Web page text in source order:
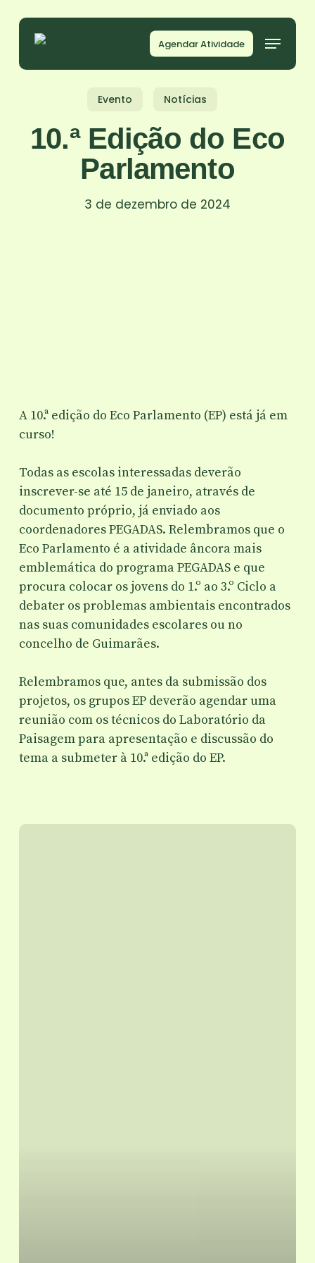
content
Agendar Atividade
Evento Notícias
10.ª Edição do Eco
Parlamento
3 de dezembro de 2024
A 10.ª edição do Eco Parlamento (EP) está já em
curso!
Todas as escolas interessadas deverão
inscrever-se até 15 de janeiro, através de
documento próprio, já enviado aos
coordenadores PEGADAS. Relembramos que o
Eco Parlamento é a atividade âncora mais
emblemática do programa PEGADAS e que
procura colocar os jovens do 1.º ao 3.º Ciclo a
debater os problemas ambientais encontrados
nas suas comunidades escolares ou no
concelho de Guimarães.
Relembramos que, antes da submissão dos
projetos, os grupos EP deverão agendar uma
reunião com os técnicos do Laboratório da
Paisagem para apresentação e discussão do
tema a submeter à 10.ª edição do EP.